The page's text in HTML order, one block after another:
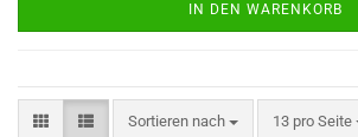
IN DEN WARENKORB
Sortieren nach
Sortieren nach 13 pro Seite
pro Seite